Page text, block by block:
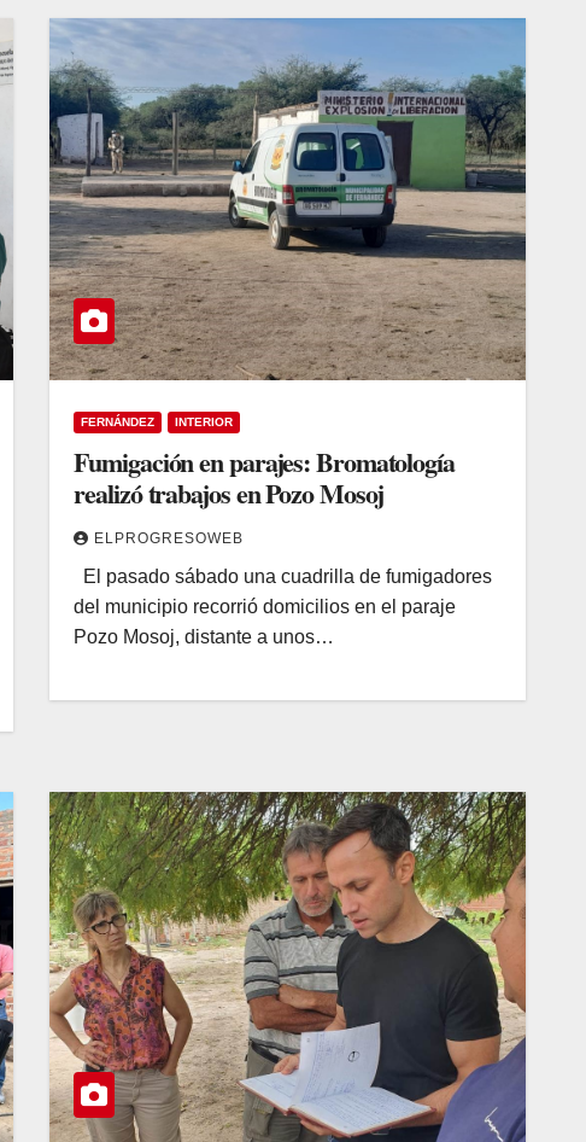
FERNÁNDEZ INTERIOR
Fumigación en parajes: Bromatología
realizó trabajos en Pozo Mosoj
ELPROGRESOWEB
El pasado sábado una cuadrilla de fumigadores
del municipio recorrió domicilios en el paraje
Pozo Mosoj, distante a unos…